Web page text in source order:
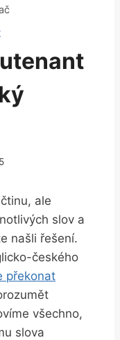
ale
slov a
našli řešení.
českého
překonat
všechno,
slova